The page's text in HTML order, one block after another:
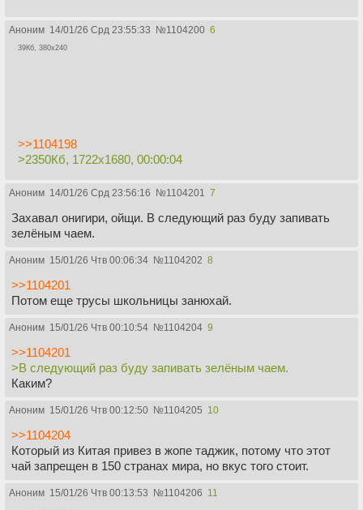
Аноним 14/01/26 Срд 23:55:33 №1104200 6
39Кб, 380x240
>>1104198
>2350Кб, 1722x1680, 00:00:04
Аноним 14/01/26 Срд 23:56:16 №1104201 7
Захавал онигири, ойщи. В следующий раз буду запивать
зелёным чаем.
Аноним 15/01/26 Чтв 00:06:34 №1104202 8
>>1104201
Потом еще трусы школьницы занюхай.
Аноним 15/01/26 Чтв 00:10:54 №1104204 9
>>1104201
>В следующий раз буду запивать зелёным чаем.
Каким?
Аноним 15/01/26 Чтв 00:12:50 №1104205 10
>>1104204
Который из Китая привез в жопе таджик, потому что этот
чай запрещен в 150 странах мира, но вкус того стоит.
Аноним 15/01/26 Чтв 00:13:53 №1104206 11